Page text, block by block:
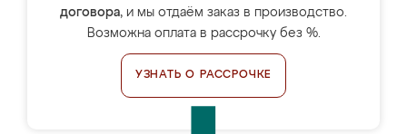
договора, и мы отдаём заказ в производство.
Возможна оплата в рассрочку без %.
УЗНАТЬ О РАССРОЧКЕ